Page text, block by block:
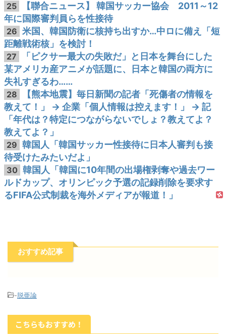
25
【聯合ニュース】 韓国サッカー協会 2011～12
年に国際審判員らを性接待
26 米国、韓国防衛に核持ち出すか…中ロに備え「短
距離戦術核」を検討！
27
「ピクサー最大の失敗だ」と日本を舞台にした
某アメリカ産アニメが話題に、日本と韓国の両方に
失礼すぎるわ……
28
【熊本地震】毎日新聞の記者「死傷者の情報を
教えて！」 → 企業「個人情報は控えます！」 → 記
「年代は？特定につながらないでしょ？教えてよ？
教えてよ？」
29 韓国人「韓国サッカー性接待に日本人審判も接
待受けたみたいだよ」
30 韓国人「韓国に10年間の出場権剥奪や過去ワー
ルドカップ、オリンピック予選の記録削除を要求す
るFIFA公式制裁を海外メディアが報道！」
おすすめ記事
-脱亜論
こちらもおすすめ！